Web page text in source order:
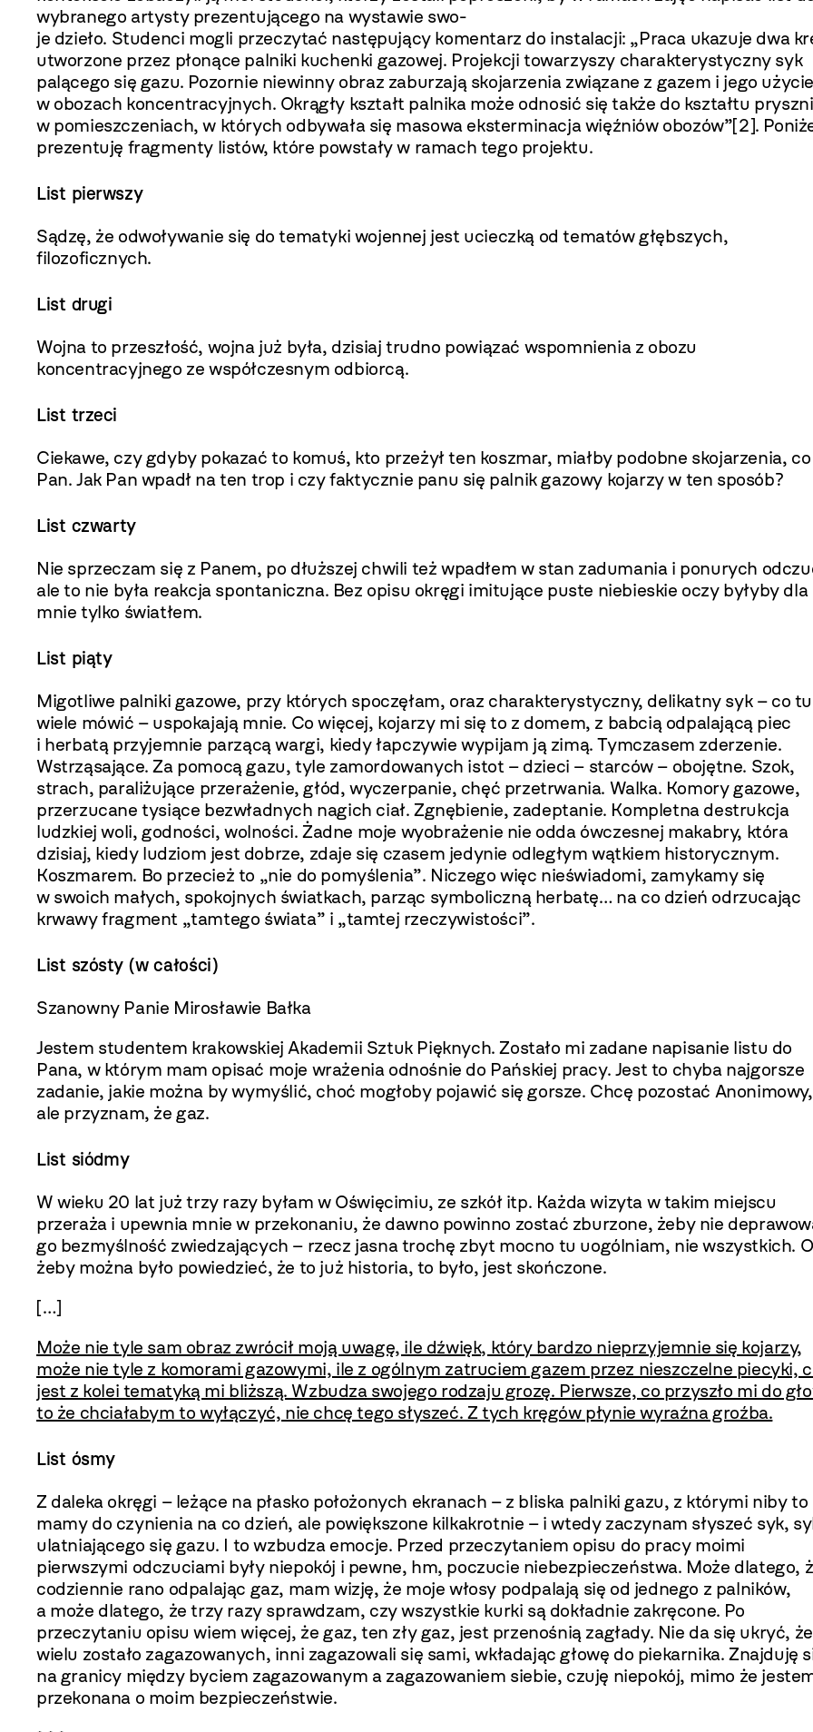
wybranego artysty prezentującego na wystawie swo-­
je dzieło. Studenci mogli przeczytać następujący komentarz do instalacji: „Praca ukazuje dwa
utworzone przez płonące palniki kuchenki gazowej. Projekcji towarzyszy charakterystyczny syk
palącego się gazu. Pozornie niewinny obraz zaburzają skojarzenia związane z gazem i jego
w obozach koncentracyjnych. Okrągły kształt palnika może odnosić się także do kształtu
w pomieszczeniach, w których odbywała się masowa eksterminacja więźniów obozów”[2].
prezentuję fragmenty listów, które powstały w ramach tego projektu.
List pierwszy
Sądzę, że odwoływanie się do tematyki wojennej jest ucieczką od tematów głębszych,
filozoficznych.
List drugi
Wojna to przeszłość, wojna już była, dzisiaj trudno powiązać wspomnienia z obozu
koncentracyjnego ze współczesnym odbiorcą.
List trzeci
Ciekawe, czy gdyby pokazać to komuś, kto przeżył ten koszmar, miałby podobne skojarzenia, co
Pan. Jak Pan wpadł na ten trop i czy faktycznie panu się palnik gazowy kojarzy w ten sposób?
List czwarty
Nie sprzeczam się z Panem, po dłuższej chwili też wpadłem w stan zadumania i ponurych
ale to nie była reakcja spontaniczna. Bez opisu okręgi imitujące puste niebieskie oczy byłyby dla
mnie tylko światłem.
List piąty
Migotliwe palniki gazowe, przy których spoczęłam, oraz charakterystyczny, delikatny syk – co tu
wiele mówić – uspokajają mnie. Co więcej, kojarzy mi się to z domem, z babcią odpalającą piec
i herbatą przyjemnie parzącą wargi, kiedy łapczywie wypijam ją zimą. Tymczasem zderzenie.
Wstrząsające. Za pomocą gazu, tyle zamordowanych istot – dzieci – starców – obojętne. Szok,
strach, paraliżujące przerażenie, głód, wyczerpanie, chęć przetrwania. Walka. Komory gazowe,
przerzucane tysiące bezwładnych nagich ciał. Zgnębienie, zadeptanie. Kompletna destrukcja
ludzkiej woli, godności, wolności. Żadne moje wyobrażenie nie odda ówczesnej makabry, która
dzisiaj, kiedy ludziom jest dobrze, zdaje się czasem jedynie odległym wątkiem historycznym.
Koszmarem. Bo przecież to „nie do pomyślenia”. Niczego więc nieświadomi, zamykamy się
w swoich małych, spokojnych światkach, parząc symboliczną herbatę… na co dzień odrzucając
krwawy fragment „tamtego świata” i „tamtej rzeczywistości”.
List szósty (w całości)
Szanowny Panie Mirosławie Bałka
Jestem studentem krakowskiej Akademii Sztuk Pięknych. Zostało mi zadane napisanie listu do
Pana, w którym mam opisać moje wrażenia ­odnośnie do Pańskiej pracy. Jest to chyba najgorsze
zadanie, jakie można by wymyślić, choć mogłoby pojawić się gorsze. Chcę pozostać Anonimowy,
ale przyznam, że gaz.
List siódmy
W wieku 20 lat już trzy razy byłam w Oświęcimiu, ze szkół itp. Każda wizyta w takim miejscu
przeraża i upewnia mnie w przekonaniu, że dawno powinno zostać zburzone, żeby nie
go bezmyślność zwiedzających – rzecz jasna trochę zbyt mocno tu uogólniam, nie wszystkich.
żeby można było powiedzieć, że to już historia, to było, jest skończone.
[…]
Może nie tyle sam obraz zwrócił moją uwagę, ile dźwięk, który bardzo nieprzyjemnie się kojarzy,
może nie tyle z komorami gazowymi, ile z ogólnym zatruciem gazem przez nieszczelne piecyki,
jest z kolei tematyką mi bliższą. Wzbudza swojego rodzaju grozę. Pierwsze, co przyszło mi do
to że chciałabym to wyłączyć, nie chcę tego słyszeć. Z tych kręgów płynie wyraźna groźba.
List ósmy
Z daleka okręgi – leżące na płasko położonych ekranach – z bliska palniki gazu, z którymi niby to
mamy do czynienia na co dzień, ale powiększone kilkakrotnie – i wtedy zaczynam słyszeć syk,
ulatniającego się gazu. I to wzbudza emocje. Przed przeczytaniem opisu do pracy moimi
pierwszymi odczuciami były niepokój i pewne, hm, poczucie niebezpieczeństwa. Może dlatego,
codziennie rano odpalając gaz, mam wizję, że moje włosy podpalają się od jednego z palników,
a może dlatego, że trzy razy sprawdzam, czy wszystkie kurki są dokładnie zakręcone. Po
przeczytaniu opisu wiem więcej, że gaz, ten zły gaz, jest przenośnią zagłady. Nie da się ukryć, że
wielu zostało zagazowanych, inni zagazowali się sami, wkładając głowę do piekarnika. Znajduję
na granicy między byciem zagazowanym a zagazowaniem siebie, czuję niepokój, mimo że
przekonana o moim bezpieczeństwie.